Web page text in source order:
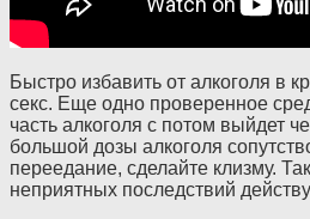
Быстро избавить от алкоголя в
секс. Еще одно проверенное
часть алкоголя с потом выйдет
большой дозы алкоголя
переедание, сделайте клизму.
неприятных последствий